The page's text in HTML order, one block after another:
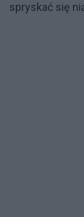
spryskać się